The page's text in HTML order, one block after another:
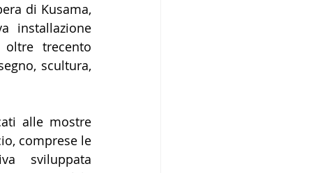
di Kusama,
installazione
oltre trecento
scultura,
alle mostre
comprese le
sviluppata